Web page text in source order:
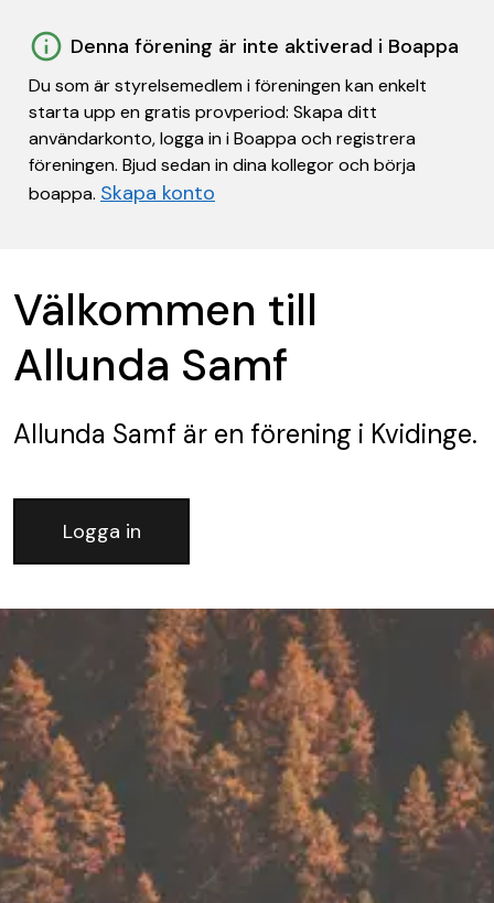
Denna förening är inte aktiverad i Boappa
Du som är styrelsemedlem i föreningen kan enkelt
starta upp en gratis provperiod: Skapa ditt
användarkonto, logga in i Boappa och registrera
föreningen. Bjud sedan in dina kollegor och börja
boappa. Skapa konto
Välkommen till
Allunda Samf
Allunda Samf är en förening i Kvidinge.
Logga in